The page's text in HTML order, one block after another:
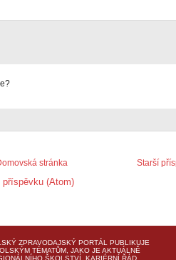
Starší
stránka
příspěvku (Atom)
ZPRAVODAJSKÝ PORTÁL PUBLIKUJE
TÉMATŮM, JAKO JE AKTUÁLNĚ
ŠKOLSTVÍ, KARIÉRNÍ ŘÁD